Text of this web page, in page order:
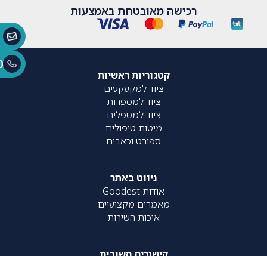
רכישה מאובטחת באמצעות
קטגוריות ראשיות
ציוד למקעקעים
ציוד למספרות
ציוד למטפלים
מיטות טיפולים
ספורט וכאבים
ניווט באתר
אודות Goodest
מאמרים מקצועיים
איכות השירות